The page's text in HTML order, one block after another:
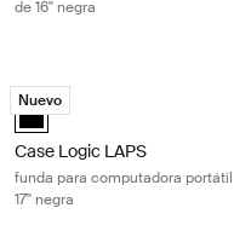
de 16'' negra
Case Logic LAPS funda para
Nuevo
Case Logic LAPS laptop
Case Logic LAPS
funda para computadora portátil
17'' negra